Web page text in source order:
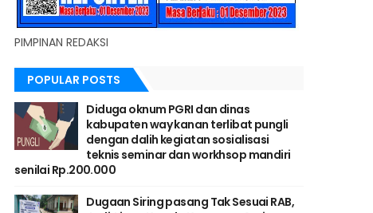
PIMPINAN REDAKSI
POPULAR POSTS
Diduga oknum PGRI dan dinas
kabupaten way kanan terlibat pungli
dengan dalih kegiatan sosialisasi
teknis seminar dan workhsop mandiri
senilai Rp.200.000
Dugaan Siring pasang Tak Sesuai RAB,